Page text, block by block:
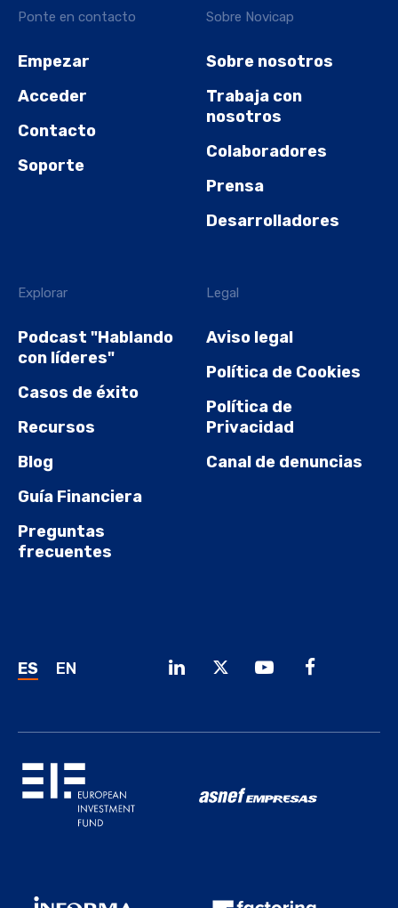
Ponte en contacto
Empezar
Acceder
Contacto
Soporte
Sobre Novicap
Sobre nosotros
Trabaja con
nosotros
Colaboradores
Prensa
Desarrolladores
Explorar
Podcast "Hablando
con líderes"
Casos de éxito
Recursos
Blog
Guía Financiera
Preguntas
frecuentes
Legal
Aviso legal
Política de Cookies
Política de
Privacidad
Canal de denuncias
ES EN